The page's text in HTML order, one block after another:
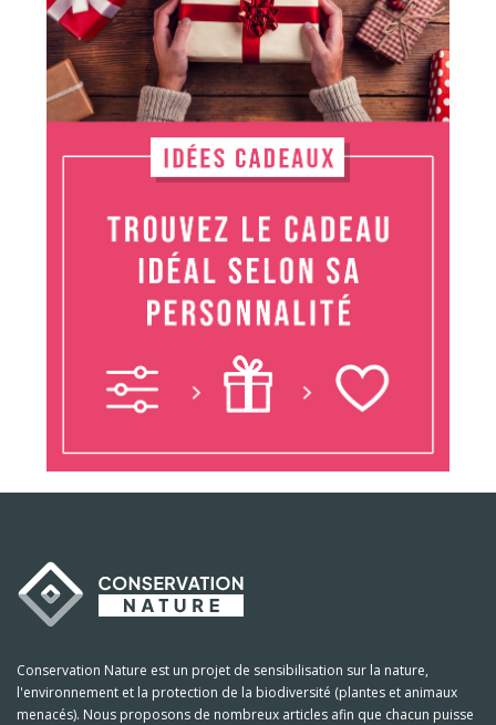
Conservation Nature est un projet de sensibilisation sur la nature,
l'environnement et la protection de la biodiversité (plantes et animaux
menacés). Nous proposons de nombreux articles afin que chacun puisse